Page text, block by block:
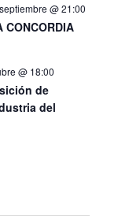
@ 21:00
CONCORDIA
@ 18:00
de
del